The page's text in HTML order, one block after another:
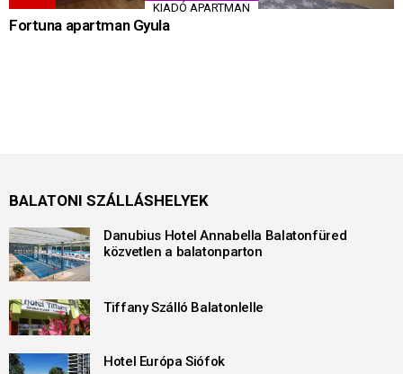
KIADÓ APARTMAN
Fortuna apartman Gyula
BALATONI SZÁLLÁSHELYEK
Danubius Hotel Annabella Balatonfüred
közvetlen a balatonparton
Tiffany Szálló Balatonlelle
Hotel Európa Siófok